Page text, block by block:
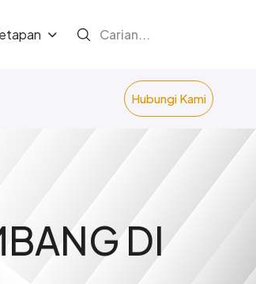
Hubungi Kami
DI